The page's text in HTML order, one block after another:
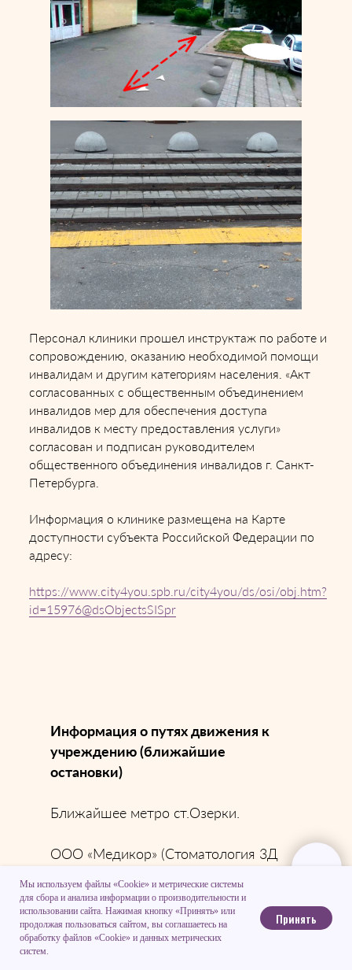
Персонал клиники прошел инструктаж по работе и
сопровождению, оказанию необходимой помощи
инвалидам и другим категориям населения. «Акт
согласованных с общественным объединением
инвалидов мер для обеспечения доступа
инвалидов к месту предоставления услуги»
согласован и подписан руководителем
общественного объединения инвалидов г. Санкт-
Петербурга.
Информация о клинике размещена на Карте
доступности субъекта Российской Федерации по
адресу:
https://www.city4you.spb.ru/city4you/ds/osi/obj.htm?
id=15976@dsObjectsSISpr
Информация о путях движения к
учреждению (ближайшие
остановки)
Ближайшее метро ст.Озерки.
ООО «Медикор» (Стоматология 3Д
97 метров от ближайшей остановки
транспорта.
Мы используем файлы «Cookie» и метрические системы
для сбора и анализа информации о производительности и
использовании сайта. Нажимая кнопку «Принять» или
продолжая пользоваться сайтом, вы соглашаетесь на
обработку файлов «Cookie» и данных метрических
систем.
Принять